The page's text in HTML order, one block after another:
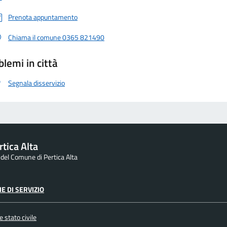
Prenota appuntamento
Chiama il comune 0365 821490
in città
Segnala disservizio
Alta
Comune di Pertica Alta
DI SERVIZIO
stato civile